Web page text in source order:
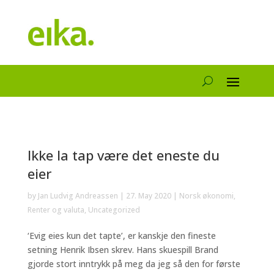
Ikke la tap være det eneste du
eier
by Jan Ludvig Andreassen | 27. May 2020| Norsk økonomi,
Renter og valuta, Uncategorized
‘Evig eies kun det tapte’, er kanskje den fineste
setning Henrik Ibsen skrev. Hans skuespill Brand
gjorde stort inntrykk på meg da jeg så den for første